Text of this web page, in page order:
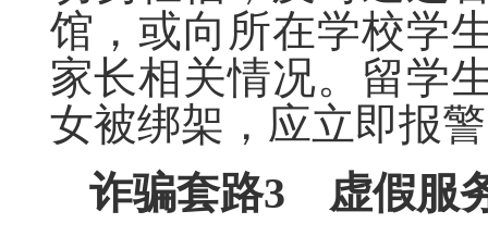
馆，或向所在学校学
家长相关情况。留学
女被绑架，应立即报
诈骗套路3 虚假服